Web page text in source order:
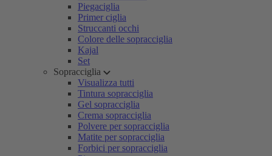
Piegaciglia
Primer ciglia
Struccanti occhi
Colore delle sopracciglia
Kajal
Set
Sopracciglia
Visualizza tutti
Tintura sopracciglia
Gel sopracciglia
Crema sopracciglia
Polvere per sopracciglia
Matite per sopracciglia
Forbici per sopracciglia